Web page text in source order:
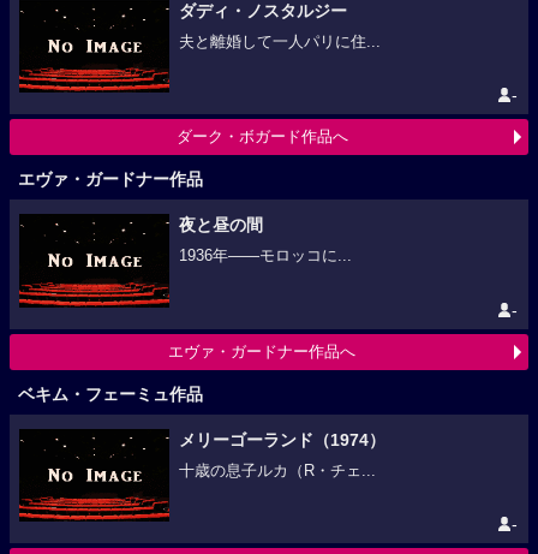
ダディ・ノスタルジー
夫と離婚して一人パリに住...
-
ダーク・ボガード作品へ
エヴァ・ガードナー作品
夜と昼の間
1936年――モロッコに...
-
エヴァ・ガードナー作品へ
ベキム・フェーミュ作品
メリーゴーランド（1974）
十歳の息子ルカ（R・チェ...
-